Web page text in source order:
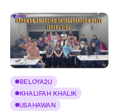
BELOYA2U
KHALIFAH KHALIK
USAHAWAN